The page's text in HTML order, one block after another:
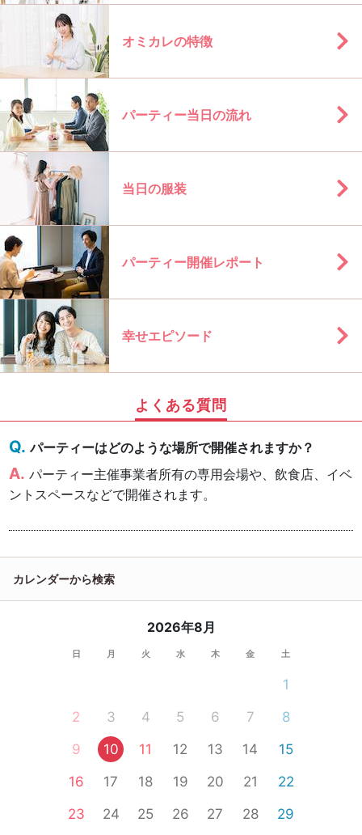
オミカレの特徴
パーティー当日の流れ
当日の服装
パーティー開催レポート
幸せエピソード
よくある質問
パーティーはどのような場所で開催されますか？
パーティー主催事業者所有の専用会場や、飲食店、イベ
ントスペースなどで開催されます。
カレンダーから検索
2026年8月
日 月 火 水 木 金 土
1
2
3 4 5 6 7
8
9
10 11 12 13 14
15
16
17 18 19 20 21
22
23
24 25 26 27 28 29